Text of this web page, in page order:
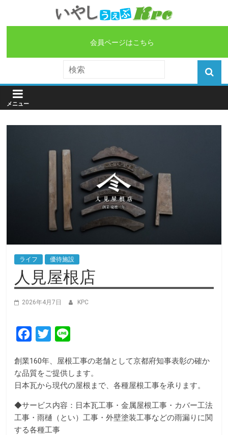
会員ページはこちら
ライフ 優待施設
人見屋根店
2026年4月7日 KPC
c
e
o
T
i
t
e
r
n
e
創業160年、屋根工事の老舗として京都府知事表彰の確か
な品質をご提供します。
日本瓦から現代の屋根まで、各種屋根工事を承ります。
◆サービス内容：日本瓦工事・金属屋根工事・カバー工法
工事・雨樋（とい）工事・外壁塗装工事などの雨漏りに関
する各種工事